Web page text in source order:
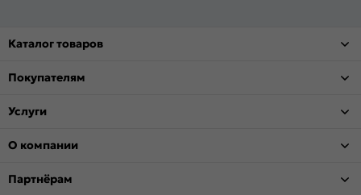
Каталог товаров
Покупателям
Услуги
О компании
Партнёрам